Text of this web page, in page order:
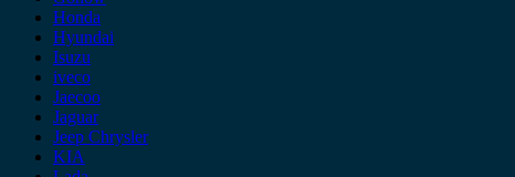
Honda
Hyundai
Isuzu
iveco
Jaecoo
Jaguar
Jeep Chrysler
KIA